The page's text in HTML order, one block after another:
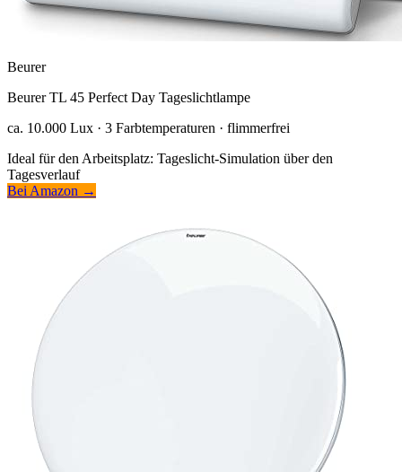
Beurer
Beurer TL 45 Perfect Day Tageslichtlampe
ca. 10.000 Lux · 3 Farbtemperaturen · flimmerfrei
Ideal für den Arbeitsplatz: Tageslicht-Simulation über den
Tagesverlauf
Bei Amazon →